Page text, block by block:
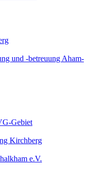
und -betreuung Aham-
Gebiet
Kirchberg
e.V.